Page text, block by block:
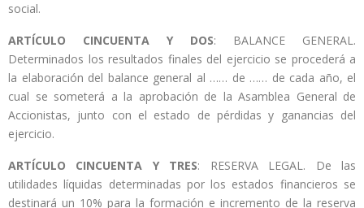
social.
ARTÍCULO CINCUENTA Y DOS: BALANCE GENERAL.
Determinados los resultados finales del ejercicio se procederá a
la elaboración del balance general al …… de …… de cada año, el
cual se someterá a la aprobación de la Asamblea General de
Accionistas, junto con el estado de pérdidas y ganancias del
ejercicio.
ARTÍCULO CINCUENTA Y TRES: RESERVA LEGAL. De las
utilidades líquidas determinadas por los estados financieros se
destinará un 10% para la formación e incremento de la reserva